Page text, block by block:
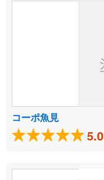
コーポ魚見
5.0